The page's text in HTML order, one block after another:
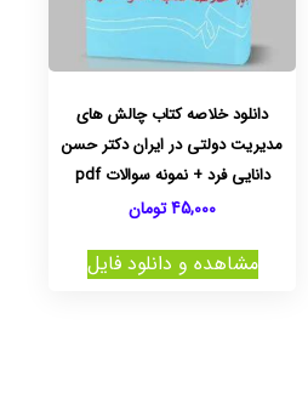
دانلود خلاصه کتاب چالش های
مدیریت دولتی در ایران دکتر حسن
دانایی فرد + نمونه سوالات pdf
45,000تومان
مشاهده و دانلود فایل